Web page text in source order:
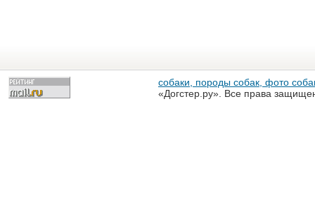
собаки, породы собак, фото
«Догстер.ру». Все права